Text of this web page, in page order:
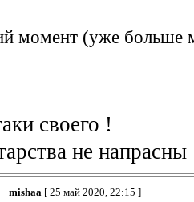
момент (уже больше
своего !
не напрасны
mishaa[ 25 май 2020, 22:15 ]